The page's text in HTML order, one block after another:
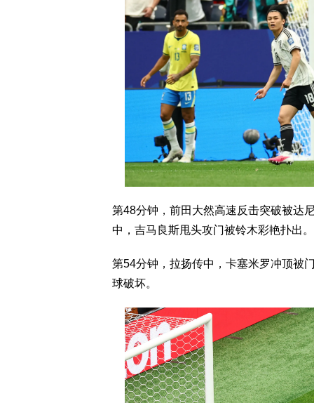
第48分钟，前田大然高速反击突破被达
中，吉马良斯甩头攻门被铃木彩艳扑出。
第54分钟，拉扬传中，卡塞米罗冲顶被
球破坏。